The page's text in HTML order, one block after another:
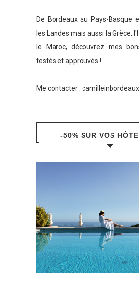
De Bordeaux au Pays-Basque
les Landes mais aussi la Grèce,
le Maroc, découvrez mes
testés et approuvés !
Me contacter :
-50% SUR VOS